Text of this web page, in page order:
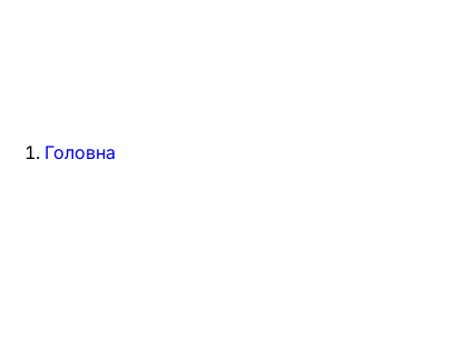
Головна